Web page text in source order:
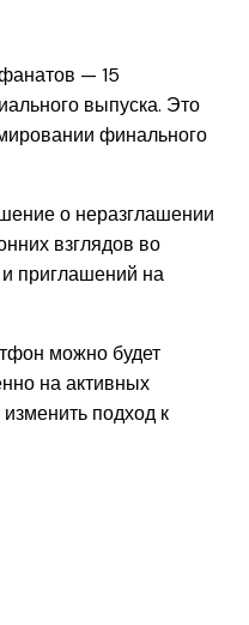
— 15
выпуска. Это
финального
о неразглашении
взглядов во
приглашений на
можно будет
на активных
подход к